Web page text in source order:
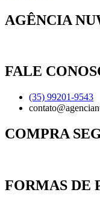
AGÊNCIA
FALE
(35) 99201-9543
COMPRA
FORMAS DE